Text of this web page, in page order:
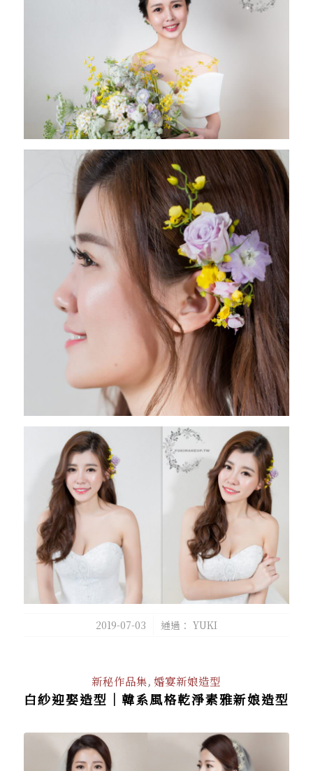
2019-07-03
/ 通過： YUKI
新秘作品集,婚宴新娘造型
白紗迎娶造型｜韓系風格乾淨素雅新娘造型